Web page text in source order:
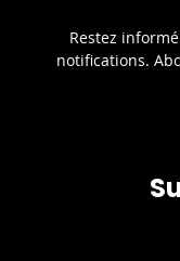
Restez
notifications.